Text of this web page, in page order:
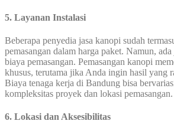
5. Layanan Instalasi
Beberapa penyedia jasa kanopi sudah
pemasangan dalam harga paket. Namun,
biaya pemasangan. Pemasangan kanopi
khusus, terutama jika Anda ingin hasil yang
Biaya tenaga kerja di Bandung bisa
kompleksitas proyek dan lokasi pemasangan.
6. Lokasi dan Aksesibilitas